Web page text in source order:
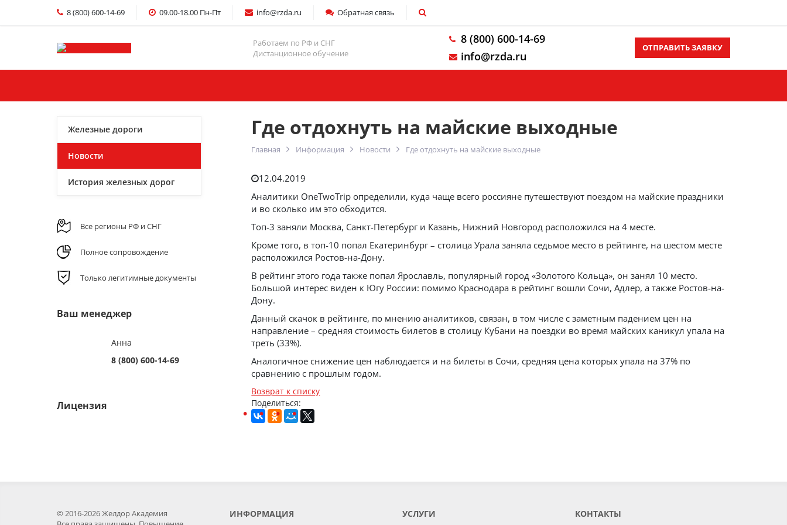
8 (800) 600-14-69 09.00-18.00 Пн-Пт info@rzda.ru Обратная связь
Работаем по РФ и СНГ
Дистанционное обучение
8 (800) 600-14-69
info@rzda.ru
ОТПРАВИТЬ ЗАЯВКУ
Где отдохнуть на майские выходные
Главная Информация Новости Где отдохнуть на майские выходные
12.04.2019
Аналитики OneTwoTrip определили, куда чаще всего россияне путешествуют поездом на майские праздники
и во сколько им это обходится.
Топ-3 заняли Москва, Санкт-Петербург и Казань, Нижний Новгород расположился на 4 месте.
Кроме того, в топ-10 попал Екатеринбург – столица Урала заняла седьмое место в рейтинге, на шестом месте
расположился Ростов-на-Дону.
В рейтинг этого года также попал Ярославль, популярный город «Золотого Кольца», он занял 10 место.
Большой интерес виден к Югу России: помимо Краснодара в рейтинг вошли Сочи, Адлер, а также Ростов-на-
Дону.
Данный скачок в рейтинге, по мнению аналитиков, связан, в том числе с заметным падением цен на
направление – средняя стоимость билетов в столицу Кубани на поездки во время майских каникул упала на
треть (33%).
Аналогичное снижение цен наблюдается и на билеты в Сочи, средняя цена которых упала на 37% по
сравнению с прошлым годом.
Возврат к списку
Поделиться:
Железные дороги
Новости
История железных дорог
Все регионы РФ и СНГ
Полное сопровождение
Только легитимные документы
Ваш менеджер
Анна
8 (800) 600-14-69
Лицензия
ИНФОРМАЦИЯ УСЛУГИ КОНТАКТЫ
© 2016-2026 Желдор Академия